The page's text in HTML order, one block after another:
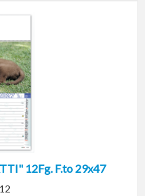
12Fg. F.to 29x47